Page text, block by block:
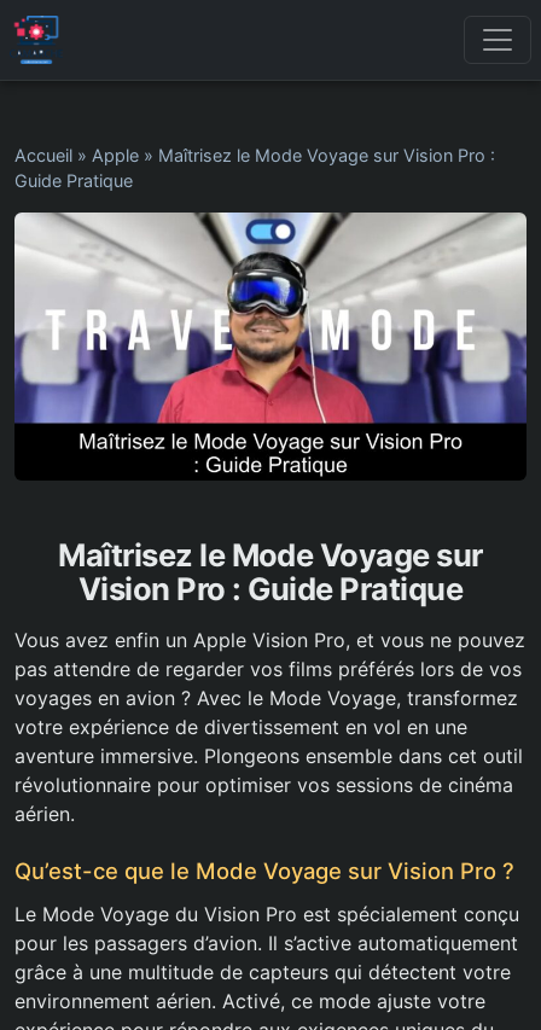
Accueil » Apple » Maîtrisez le Mode Voyage sur Vision Pro :
Guide Pratique
Maîtrisez le Mode Voyage sur
Vision Pro : Guide Pratique
Vous avez enfin un Apple Vision Pro, et vous ne pouvez
pas attendre de regarder vos films préférés lors de vos
voyages en avion ? Avec le Mode Voyage, transformez
votre expérience de divertissement en vol en une
aventure immersive. Plongeons ensemble dans cet outil
révolutionnaire pour optimiser vos sessions de cinéma
aérien.
Qu’est-ce que le Mode Voyage sur Vision Pro ?
Le Mode Voyage du Vision Pro est spécialement conçu
pour les passagers d’avion. Il s’active automatiquement
grâce à une multitude de capteurs qui détectent votre
environnement aérien. Activé, ce mode ajuste votre